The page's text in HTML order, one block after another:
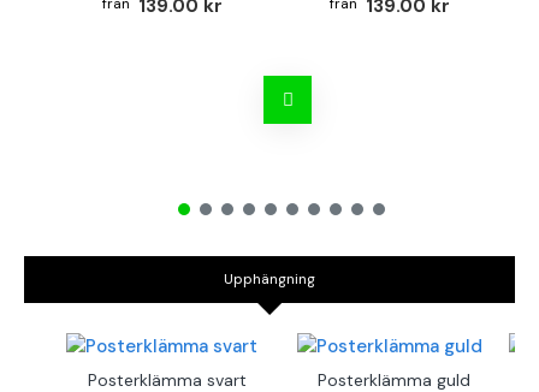
139.00 kr 139.00 kr
Upphängning
Posterklämma svart Posterklämma guld